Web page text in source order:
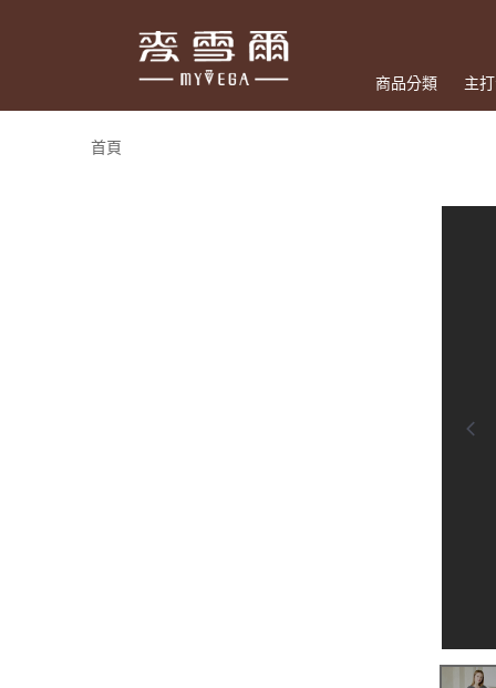
商品分類 主
首頁